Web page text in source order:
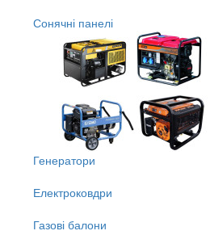
Сонячні панелі
Генератори
Електроковдри
Газові балони